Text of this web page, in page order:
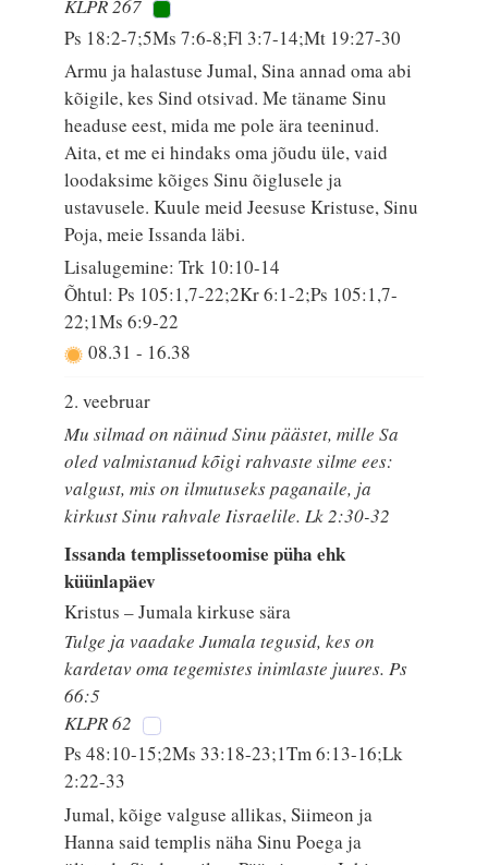
KLPR 267
Ps 18:2-7;5Ms 7:6-8;Fl 3:7-14;Mt 19:27-30
Armu ja halastuse Jumal, Sina annad oma abi
kõigile, kes Sind otsivad. Me täname Sinu
headuse eest, mida me pole ära teeninud.
Aita, et me ei hindaks oma jõudu üle, vaid
loodaksime kõiges Sinu õiglusele ja
ustavusele. Kuule meid Jeesuse Kristuse, Sinu
Poja, meie Issanda läbi.
Lisalugemine: Trk 10:10-14
Õhtul: Ps 105:1,7-22;2Kr 6:1-2;Ps 105:1,7-
22;1Ms 6:9-22
08.31- 16.38
2. veebruar
Mu silmad on näinud Sinu päästet, mille Sa
oled valmistanud kõigi rahvaste silme ees:
valgust, mis on ilmutuseks paganaile, ja
kirkust Sinu rahvale Iisraelile. Lk 2:30-32
Issanda templissetoomise püha ehk
küünlapäev
Kristus – Jumala kirkuse sära
Tulge ja vaadake Jumala tegusid, kes on
kardetav oma tegemistes inimlaste juures. Ps
66:5
KLPR 62
Ps 48:10-15;2Ms 33:18-23;1Tm 6:13-16;Lk
2:22-33
Jumal, kõige valguse allikas, Siimeon ja
Hanna said templis näha Sinu Poega ja